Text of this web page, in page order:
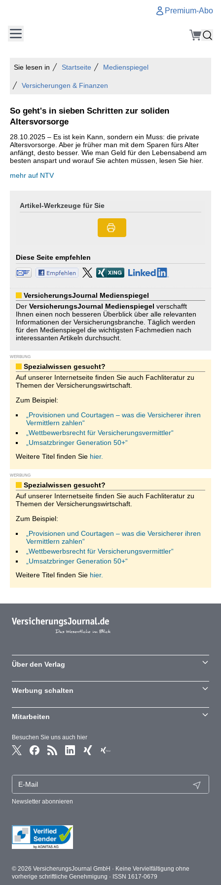
Premium-Abo
Sie lesen in Startseite Medienspiegel
Versicherungen & Finanzen
So geht's in sieben Schritten zur soliden
Altersvorsorge
28.10.2025 – Es ist kein Kann, sondern ein Muss: die private
Altersvorsorge. Aber je früher man mit dem Sparen fürs Alter
anfängt, desto besser. Wie man Geld für den Lebensabend am
besten anspart und worauf Sie achten müssen, lesen Sie hier.
mehr auf NTV
Artikel-Werkzeuge für Sie
Diese Seite empfehlen
VersicherungsJournal Medienspiegel
Der VersicherungsJournal Medienspiegel verschafft
Ihnen einen noch besseren Überblick über alle relevanten
Informationen der Versicherungsbranche. Täglich werden
für den Medienspiegel die wichtigsten Fachmedien nach
interessanten Artikeln durchsucht.
WERBUNG
Spezialwissen gesucht?
Auf unserer Internetseite finden Sie auch Fachliteratur zu
Themen der Versicherungswirtschaft.
Zum Beispiel:
„Provisionen und Courtagen – was die Versicherer ihren
Vermittlern zahlen“
„Wettbewerbsrecht für Versicherungsvermittler“
„Umsatzbringer Generation 50+“
Weitere Titel finden Sie hier.
WERBUNG
Spezialwissen gesucht?
Auf unserer Internetseite finden Sie auch Fachliteratur zu
Themen der Versicherungswirtschaft.
Zum Beispiel:
„Provisionen und Courtagen – was die Versicherer ihren
Vermittlern zahlen“
„Wettbewerbsrecht für Versicherungsvermittler“
„Umsatzbringer Generation 50+“
Weitere Titel finden Sie hier.
Besuchen Sie uns auch hier
Newsletter abonnieren
Über den Verlag
Werbung schalten
Mitarbeiten
© 2026 VersicherungsJournal GmbH · Keine Vervielfältigung ohne
vorherige schriftliche Genehmigung · ISSN 1617-0679